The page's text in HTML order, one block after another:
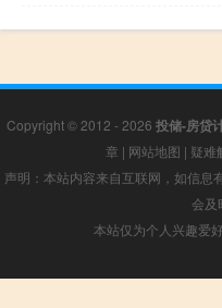
Copyright © 2012 - 2026 投储-房贷
章 | 网站地图 | 疑难
声明：本站内容来自互联网，如信
会及
本站仅为个人兴趣爱